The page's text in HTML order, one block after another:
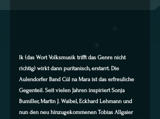
lk (das Wort Volksmusik trifft das Genre nicht
richtig) wirkt dann puritanisch, erstarrt. Die
Aulendorfer Band Cúl na Mara ist das erfreuliche
Gegenteil. Seit vielen Jahren inspiriert Sonja
Bumiller, Martin J. Waibel, Eckhard Lehmann und
nun den neu hinzugekommenen Tobias Allgaier